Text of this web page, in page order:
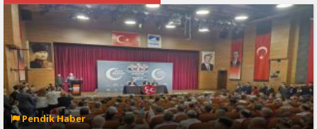
Pendik Haber